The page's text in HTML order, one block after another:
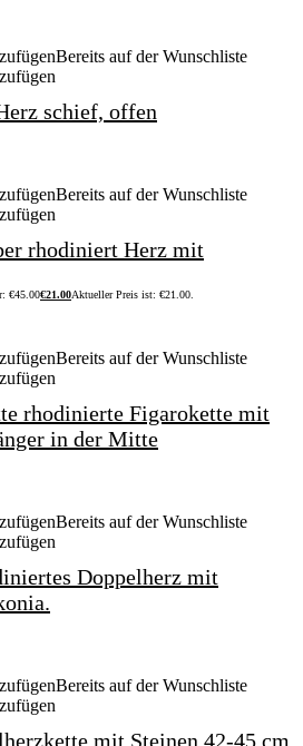
Bereits auf der Wunschliste
schief, offen
Bereits auf der Wunschliste
rhodiniert Herz mit
€45.00€21.00Aktueller Preis ist: €21.00.
Bereits auf der Wunschliste
rhodinierte Figarokette mit
in der Mitte
Bereits auf der Wunschliste
Doppelherz mit
Bereits auf der Wunschliste
mit Steinen 42-45 cm